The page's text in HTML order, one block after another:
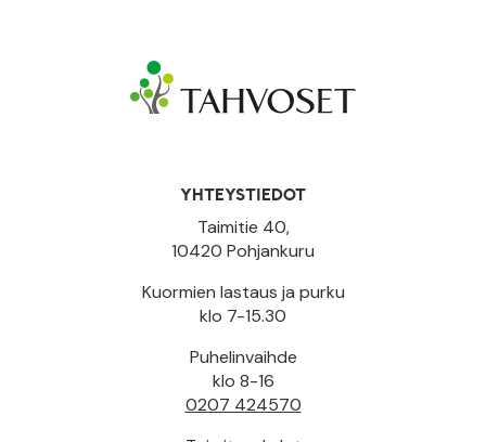
YHTEYSTIEDOT
Taimitie 40,
10420 Pohjankuru
Kuormien lastaus ja purku
klo 7-15.30
Puhelinvaihde
klo 8-16
0207 424570